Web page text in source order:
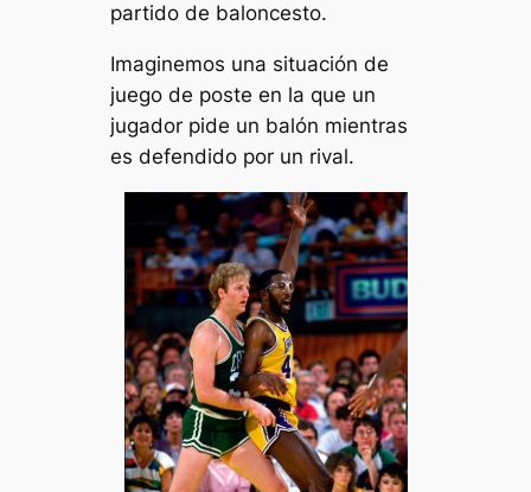
partido de baloncesto.
Imaginemos una situación de
juego de poste en la que un
jugador pide un balón mientras
es defendido por un rival.